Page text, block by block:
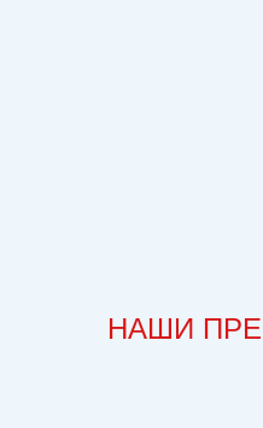
НАШИ